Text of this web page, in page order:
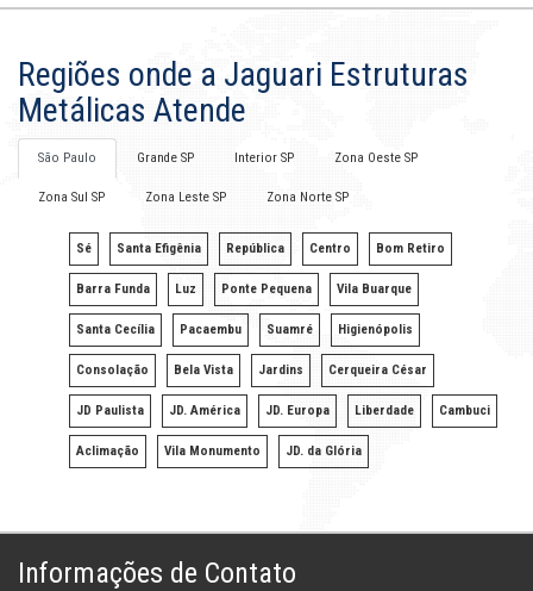
Regiões onde a Jaguari Estruturas
Metálicas Atende
São Paulo Grande SP Interior SP Zona Oeste SP
Zona Sul SP Zona Leste SP Zona Norte SP
Sé Santa Efigênia República Centro Bom Retiro
Barra Funda Luz Ponte Pequena Vila Buarque
Santa Cecília Pacaembu Suamré Higienópolis
Consolação Bela Vista Jardins Cerqueira César
JD Paulista JD. América JD. Europa Liberdade Cambuci
Aclimação Vila Monumento JD. da Glória
Informações de Contato